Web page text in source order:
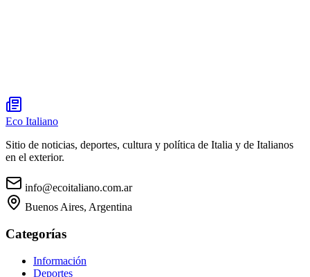
Eco Italiano
Sitio de noticias, deportes, cultura y política de Italia y de Italianos
en el exterior.
info@ecoitaliano.com.ar
Buenos Aires, Argentina
Categorías
Información
Deportes